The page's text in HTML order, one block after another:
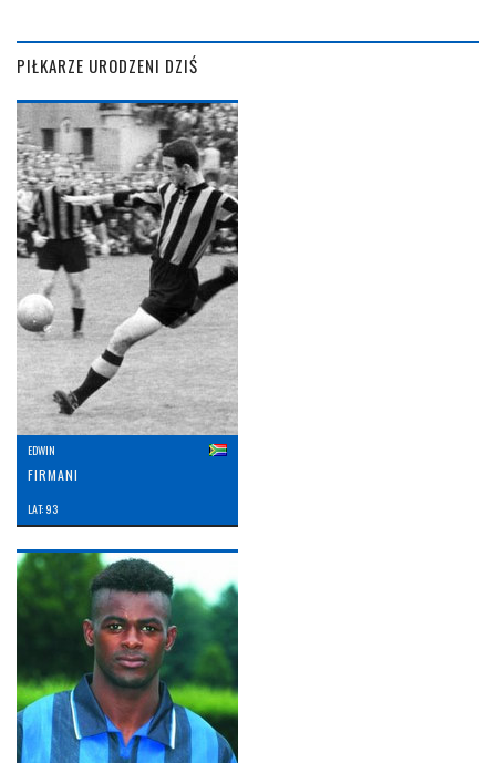
PIŁKARZE URODZENI DZIŚ
EDWIN
FIRMANI
LAT: 93